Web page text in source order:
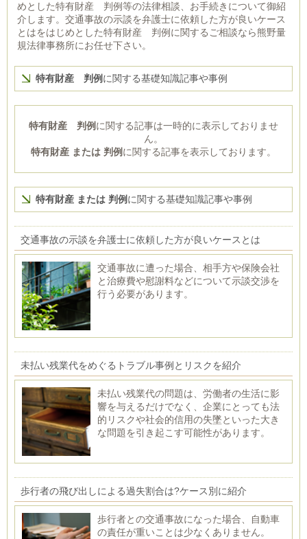
めとした特有財産 判例等の法律相談、お手続きについて御紹
介します。交通事故の示談を弁護士に依頼した方が良いケース
とはをはじめとした特有財産 判例に関するご相談なら熊野量
規法律事務所にお任せ下さい。
特有財産 判例に関する基礎知識記事や事例
特有財産 判例に関する記事は一時的に表示しておりませ
ん。
特有財産 または 判例に関する記事を表示しております。
特有財産 または 判例に関する基礎知識記事や事例
交通事故の示談を弁護士に依頼した方が良いケースとは
交通事故に遭った場合、相手方や保険会社
と治療費や慰謝料などについて示談交渉を
行う必要があります。
未払い残業代をめぐるトラブル事例とリスクを紹介
未払い残業代の問題は、労働者の生活に影
響を与えるだけでなく、企業にとっても法
的リスクや社会的信用の失墜といった大き
な問題を引き起こす可能性があります。
歩行者の飛び出しによる過失割合は?ケース別に紹介
歩行者との交通事故になった場合、自動車
の責任が重いことは少なくありません。